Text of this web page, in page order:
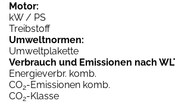
Motor:
kW / PS
Treibstoff
Umweltnormen:
Umweltplakette
Verbrauch und Emissionen nach
Energieverbr. komb.
CO2-Emissionen komb.
CO2-Klasse